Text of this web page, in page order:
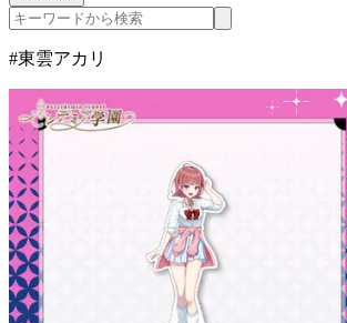
#東雲アカリ